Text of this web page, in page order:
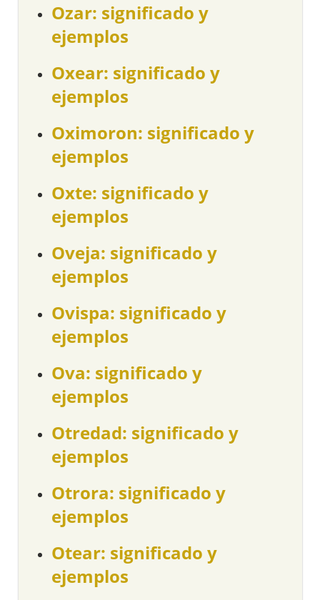
Ozar: significado y
ejemplos
Oxear: significado y
ejemplos
Oximoron: significado y
ejemplos
Oxte: significado y
ejemplos
Oveja: significado y
ejemplos
Ovispa: significado y
ejemplos
Ova: significado y
ejemplos
Otredad: significado y
ejemplos
Otrora: significado y
ejemplos
Otear: significado y
ejemplos